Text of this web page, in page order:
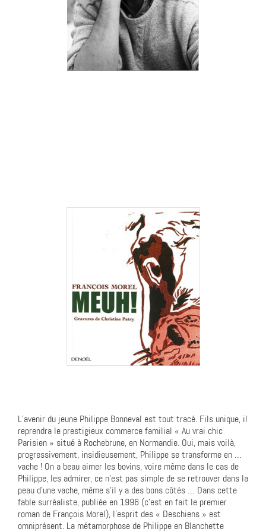
L’avenir du jeune Philippe Bonneval est tout tracé. Fils unique, il
reprendra le prestigieux commerce familial « Au vrai chic
Parisien » situé à Rochebrune, en Normandie. Oui, mais voilà,
progressivement, insidieusement, Philippe se transforme en …
vache ! On a beau aimer les bovins, voire même dans le cas de
Philippe, les admirer, ce n’est pas simple de se retrouver dans la
peau d’une vache, même s’il y a des bons côtés … Dans cette
fable surréaliste, publiée en 1996 (c’est en fait le premier
roman de François Morel), l’esprit des « Deschiens » est
omniprésent. La métamorphose de Philippe en Blanchette